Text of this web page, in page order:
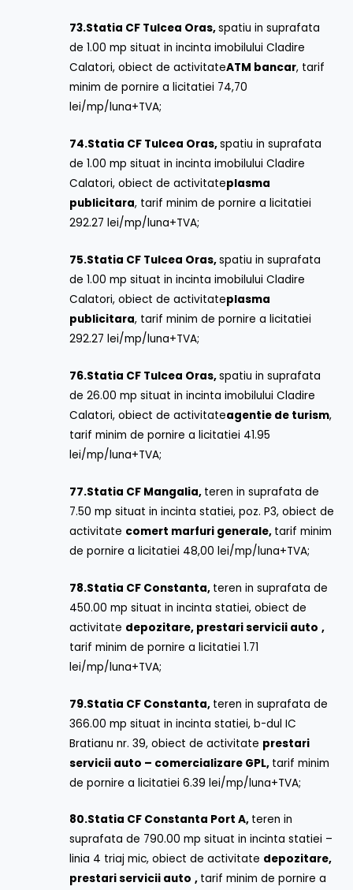
73.Statia CF Tulcea Oras,spatiu in suprafata
de 1.00 mp situat in incinta imobilului Cladire
Calatori, obiect de activitateATM bancar, tarif
minim de pornire a licitatiei 74,70
lei/mp/luna+TVA;
74.Statia CF Tulcea Oras,spatiu in suprafata
de 1.00 mp situat in incinta imobilului Cladire
Calatori, obiect de activitateplasma
publicitara, tarif minim de pornire a licitatiei
292.27 lei/mp/luna+TVA;
75.Statia CF Tulcea Oras,spatiu in suprafata
de 1.00 mp situat in incinta imobilului Cladire
Calatori, obiect de activitateplasma
publicitara, tarif minim de pornire a licitatiei
292.27 lei/mp/luna+TVA;
76.Statia CF Tulcea Oras,spatiu in suprafata
de 26.00 mp situat in incinta imobilului Cladire
Calatori, obiect de activitateagentie de turism,
tarif minim de pornire a licitatiei 41.95
lei/mp/luna+TVA;
77.Statia CF Mangalia, teren in suprafata de
7.50 mp situat in incinta statiei, poz. P3, obiect de
activitate comert marfuri generale, tarif minim
de pornire a licitatiei 48,00 lei/mp/luna+TVA;
78.Statia CF Constanta, teren in suprafata de
450.00 mp situat in incinta statiei, obiect de
activitate depozitare, prestari servicii auto ,
tarif minim de pornire a licitatiei 1.71
lei/mp/luna+TVA;
79.Statia CF Constanta, teren in suprafata de
366.00 mp situat in incinta statiei, b-dul IC
Bratianu nr. 39, obiect de activitate prestari
servicii auto – comercializare GPL, tarif minim
de pornire a licitatiei 6.39 lei/mp/luna+TVA;
80.Statia CF Constanta Port A, teren in
suprafata de 790.00 mp situat in incinta statiei –
linia 4 triaj mic, obiect de activitate depozitare,
prestari servicii auto , tarif minim de pornire a